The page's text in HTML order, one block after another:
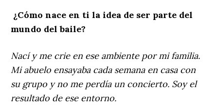
¿Cómo nace en ti la idea de ser parte del
mundo del baile?
Nací y me crie en ese ambiente por mi familia.
Mi abuelo ensayaba cada semana en casa con
su grupo y no me perdía un concierto. Soy el
resultado de ese entorno.